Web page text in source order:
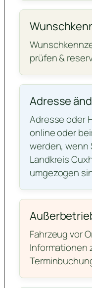
prüfen &
Adresse
Adresse oder
online oder
werden, wenn
Landkreis
umgezogen
Fahrzeug vor
Informationen